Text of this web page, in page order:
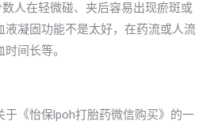
人在轻微碰、夹后容易出现瘀斑或
液凝固功能不是太好，在药流或人流
间长等。
于《怡保lpoh打胎药微信购买》的一